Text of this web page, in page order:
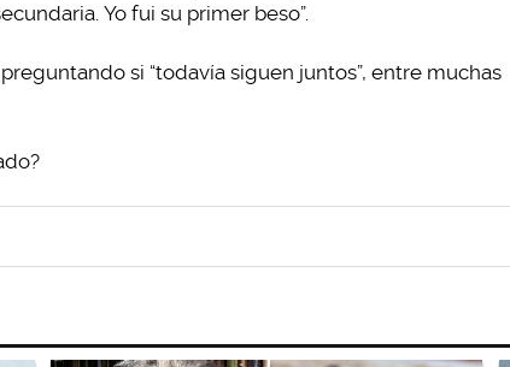
Yo fui su primer beso”.
si “todavía siguen juntos”, entre muchas